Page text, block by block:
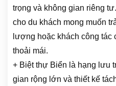
trọng và không gian riêng
cho du khách mong muốn
lượng hoặc khách công tác
thoải mái.
+ Biệt thự Biển là hạng lưu
gian rộng lớn và thiết kế